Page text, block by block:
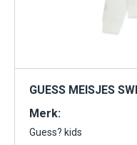
GUESS MEISJES
Merk:
Guess? kids